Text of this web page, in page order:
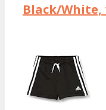
Black/White,